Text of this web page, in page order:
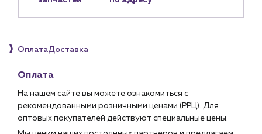
sales@profpotok.ru
ОплатаДоставка
Оплата
На нашем сайте вы можете ознакомиться с
рекомендованными розничными ценами (РРЦ). Для
оптовых покупателей действуют специальные цены.